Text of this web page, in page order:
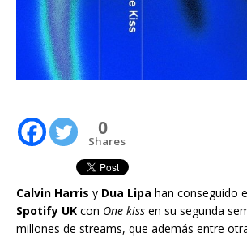
0
Shares
Calvin Harris y Dua Lipa han conseguido
Spotify UK con One kiss en su segunda
millones de streams, que además entre